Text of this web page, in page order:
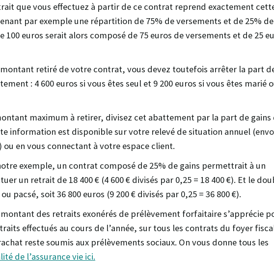
que vous effectuez à partir de ce contrat reprend exactement
par exemple une répartition de 75% de versements et de 25% de
100 euros serait alors composé de 75 euros de versements et de 25
retiré de votre contrat, vous devez toutefois arrêter la part
: 4 600 euros si vous êtes seul et 9 200 euros si vous êtes marié
maximum à retirer, divisez cet abattement par la part de gains
information est disponible sur votre relevé de situation annuel
ou en vous connectant à votre espace client.
exemple, un contrat composé de 25% de gains permettrait à un
un retrait de 18 400 € (4 600 € divisés par 0,25 = 18 400 €). Et le
pacsé, soit 36 800 euros (9 200 € divisés par 0,25 = 36 800 €).
montant des retraits exonérés de prélèvement forfaitaire s’apprécie
effectués au cours de l’année, sur tous les contrats du foyer
reste soumis aux prélèvements sociaux. On vous donne tous les
de l’assurance vie ici.